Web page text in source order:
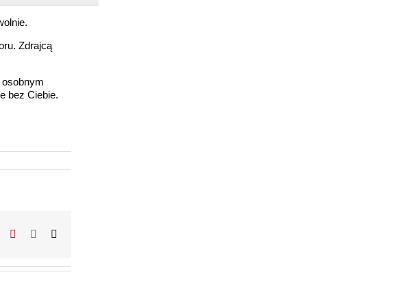
Zdrajcą
bez Ciebie.
TumblrPinterest